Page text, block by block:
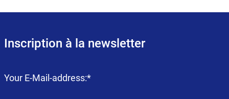
Inscription à la newsletter
Champ
Your E-Mail-address:*